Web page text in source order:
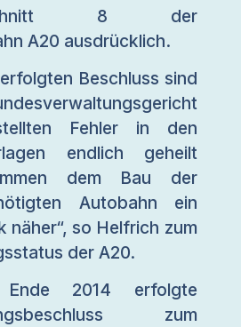
8 der
A20 ausdrücklich.
Beschluss sind
Fehler in den
endlich geheilt
dem Bau der
Autobahn ein
näher“, so Helfrich zum
der A20.
2014 erfolgte
zum